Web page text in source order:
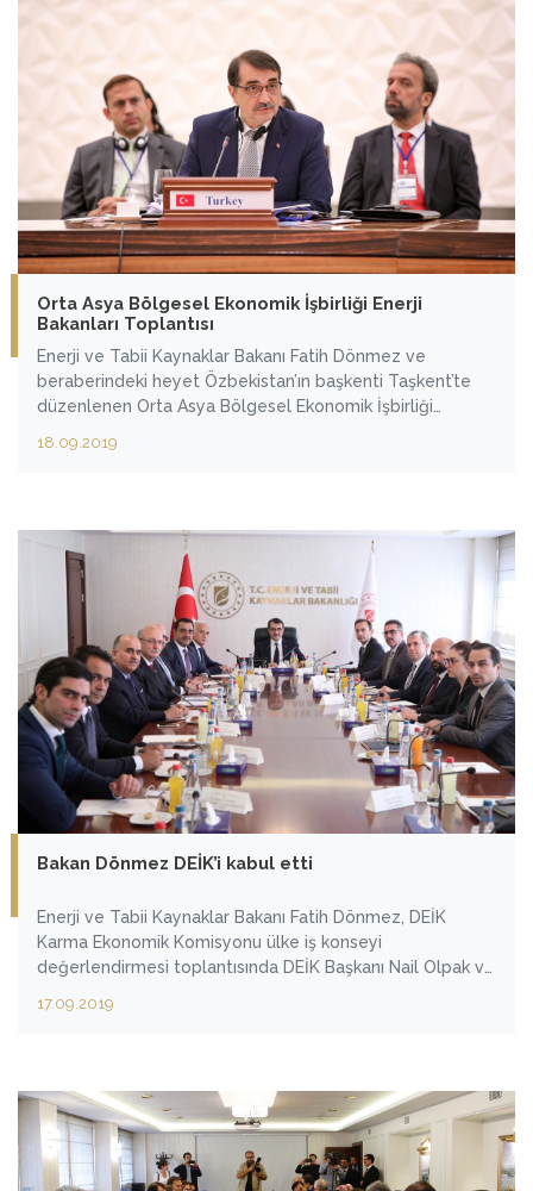
Orta Asya Bölgesel Ekonomik İşbirliği Enerji
Bakanları Toplantısı
Enerji ve Tabii Kaynaklar Bakanı Fatih Dönmez ve
beraberindeki heyet Özbekistan’ın başkenti Taşkent’te
düzenlenen Orta Asya Bölgesel Ekonomik İşbirliği
18.09.2019
Bakan Dönmez DEİK’i kabul etti
Enerji ve Tabii Kaynaklar Bakanı Fatih Dönmez, DEİK
Karma Ekonomik Komisyonu ülke iş konseyi
değerlendirmesi toplantısında DEİK Başkanı Nail Olpak ve
17.09.2019